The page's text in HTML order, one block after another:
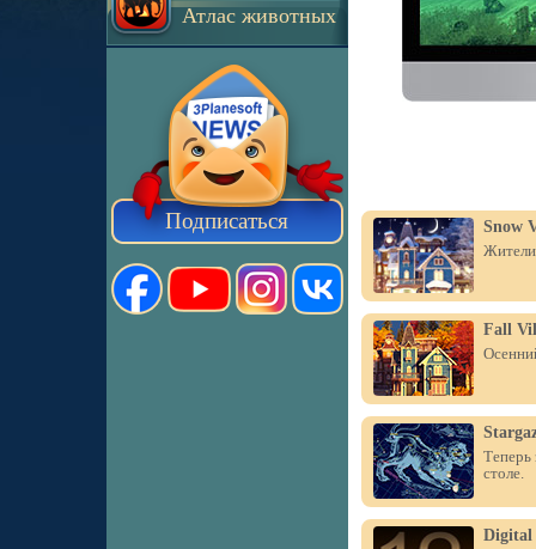
Атлас животных
Подписаться
Snow
Жители
Fall
Теперь
столе.
Digital